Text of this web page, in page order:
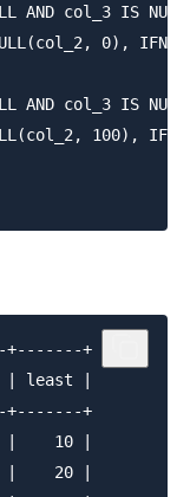
AND col_3 IS
0),
AND col_3 IS
100),
+
| least |
+
10 |
|    20 |